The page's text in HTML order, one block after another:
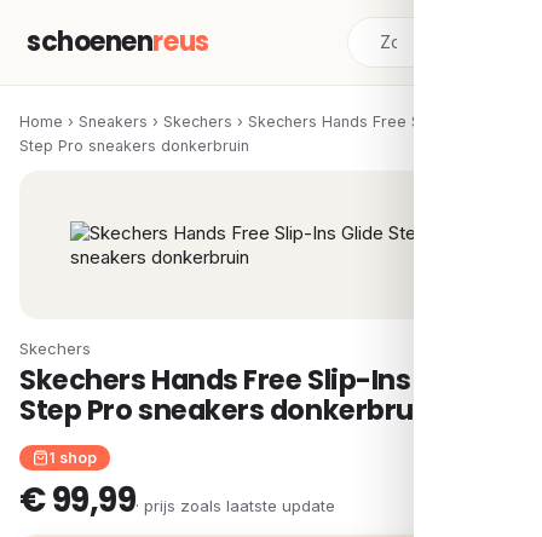
schoenenreus
Home › Sneakers › Skechers › Skechers Hands Free Slip-Ins Glide
Step Pro sneakers donkerbruin
Skechers
Skechers Hands Free Slip-Ins Glide
Step Pro sneakers donkerbruin
1 shop
€ 99,99· prijs zoals laatste update